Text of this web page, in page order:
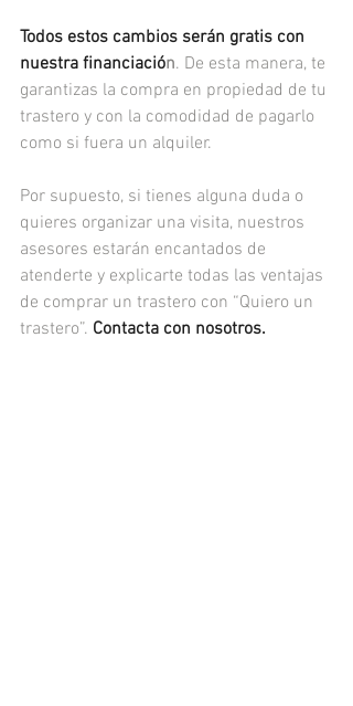
Todos estos cambios serán gratis con
nuestra financiación. De esta manera, te
garantizas la compra en propiedad de tu
trastero y con la comodidad de pagarlo
como si fuera un alquiler.
Por supuesto, si tienes alguna duda o
quieres organizar una visita, nuestros
asesores estarán encantados de
atenderte y explicarte todas las ventajas
de comprar un trastero con “Quiero un
trastero”. Contacta con nosotros.